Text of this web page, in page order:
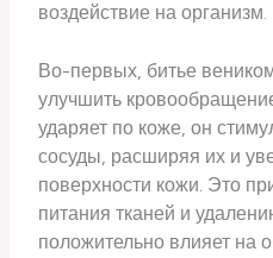
воздействие на организм.
Во-первых, битье
улучшить
ударяет по коже, он
сосуды, расширяя их и
поверхности кожи. Это
питания тканей и
положительно влияет на